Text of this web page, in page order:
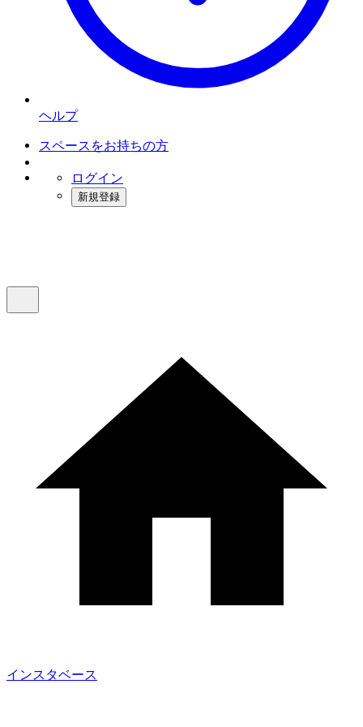
ヘルプ
スペースをお持ちの方
ログイン
新規登録
インスタベース